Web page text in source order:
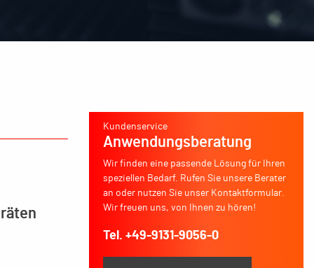
Kundenservice
Anwendungsberatung
Wir finden eine passende Lösung für Ihren
speziellen Bedarf. Rufen Sie unsere Berater
an oder nutzen Sie unser Kontaktformular.
Wir freuen uns, von Ihnen zu hören!
Tel. +49-9131-9056-0